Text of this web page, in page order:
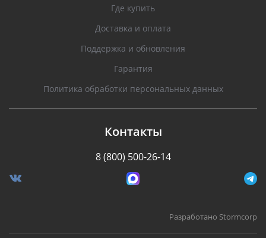
Где купить
Доставка и оплата
Поддержка и обновления
Гарантия
Политика обработки персональных данных
Контакты
8 (800) 500-26-14
Разработано Stormcorp